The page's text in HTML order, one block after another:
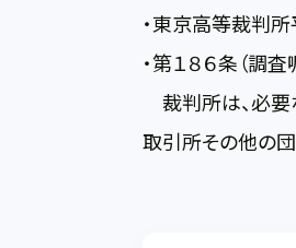
・東京高等裁判所
・第１８６条（調査
裁判所は、必要
取引所その他の